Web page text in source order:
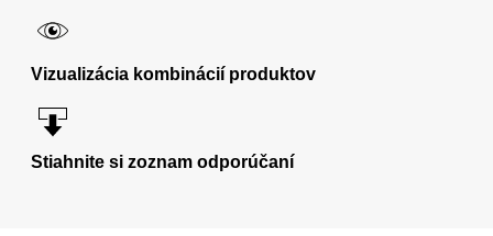
Vizualizácia kombinácií produktov
Stiahnite si zoznam odporúčaní